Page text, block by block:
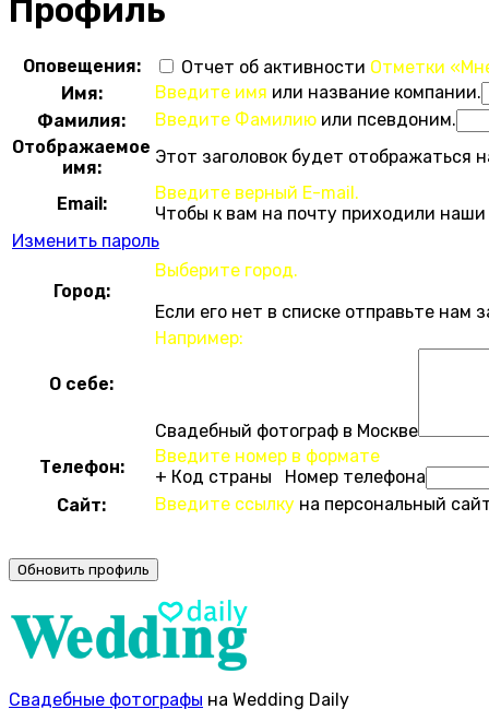
Профиль
Оповещения: Отчет об активности Отметки
Имя:
Введите имя или название компании.
Фамилия:
Введите Фамилию или псевдоним.
Отображаемое
имя:
Этот заголовок будет отображаться
Email:
Введите верный E-mail.
Чтобы к вам на почту приходили
Изменить пароль
Город:
Выберите город.
Если его нет в списке отправьте нам
О себе:
Например:
Свадебный фотограф в Москве
Телефон:
Введите номер в формате
+ Код страны Номер телефона
Сайт:
Введите ссылку на персональный
Свадебные фотографы на Wedding Daily